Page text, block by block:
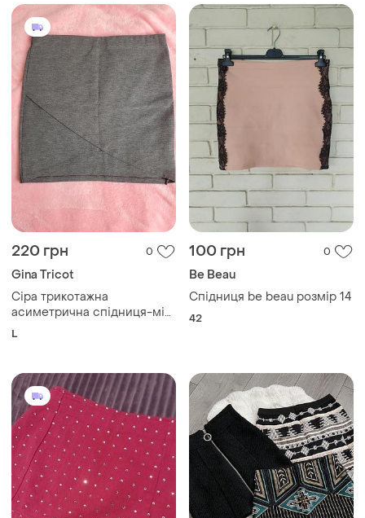
220 грн 0
Gina Tricot
Сіра трикотажна
асиметрична спідниця-міні
бренду gina tricot
L
100 грн 0
Be Beau
Спідниця be beau розмір 14
42